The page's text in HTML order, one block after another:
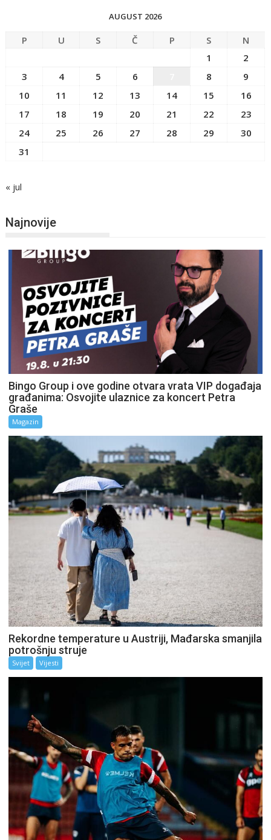
AUGUST 2026
P U S Č P S
N
1
2
3
4 5 6 8
9
10
11 12 13 14 15
16
17
18 19 20 21 22
23
24
25 26 27 28 29
30
31
« jul
Najnovije
Bingo Group i ove godine otvara vrata VIP događaja
građanima: Osvojite ulaznice za koncert Petra
Graše
Magazin
Rekordne temperature u Austriji, Mađarska smanjila
potrošnju struje
Svijet Vijesti